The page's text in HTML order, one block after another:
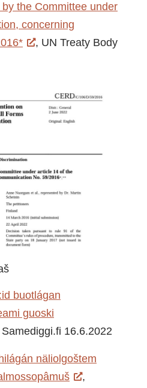
the Committee under
concerning
, UN Treaty Body
buotlágan
guoski
16.6.2022
näliolgoštem
,